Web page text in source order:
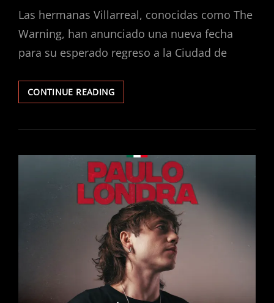
Las hermanas Villarreal, conocidas como The
Warning, han anunciado una nueva fecha
para su esperado regreso a la Ciudad de
CONTINUE READINGTHE
WARNING
A
CIUDAD
DE
MÉXICO:
NUEVA
FECHA
EN
EL
AUDITORIO
NACIONAL